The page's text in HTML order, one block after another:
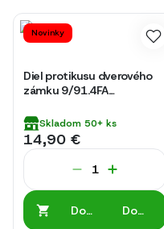
Novinky
Diel protikusu dverového
zámku 9/91.4FA
Skladom 50+ ks
14,90 €
Do
Do